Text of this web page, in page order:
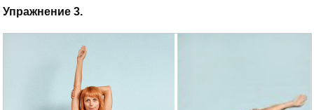
Упражнение 3.